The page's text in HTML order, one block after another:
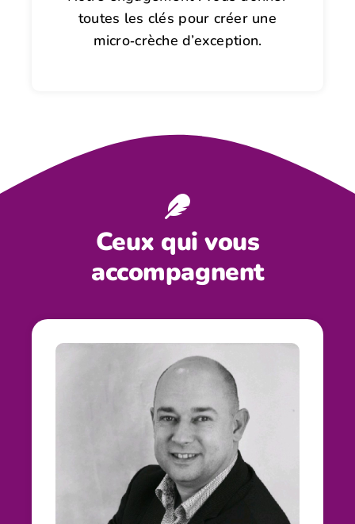
toutes les clés pour créer une
micro‑crèche d’exception.
Ceux qui vous
accompagnent